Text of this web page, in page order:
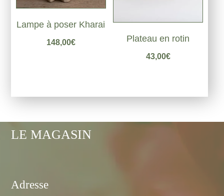
Lampe à poser Kharai
148,00€ Plateau en rotin
43,00€
LE MAGASIN
Adresse